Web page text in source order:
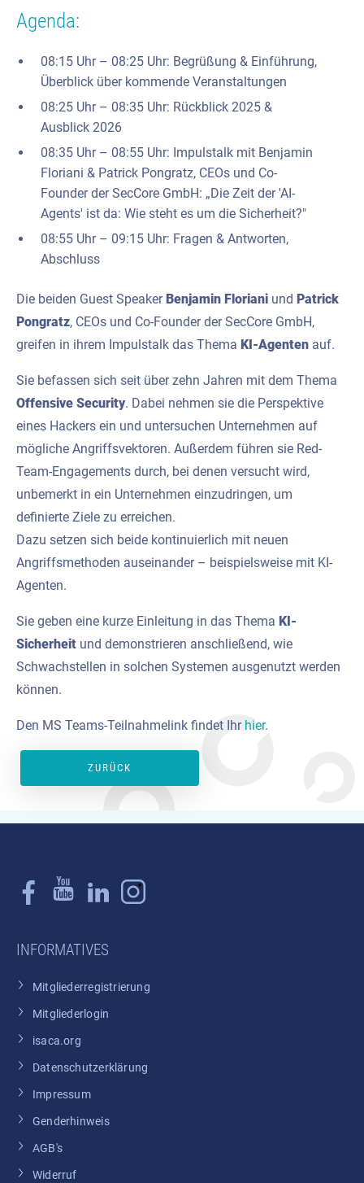
Agenda:
08:15 Uhr – 08:25 Uhr: Begrüßung & Einführung,
Überblick über kommende Veranstaltungen
08:25 Uhr – 08:35 Uhr: Rückblick 2025 &
Ausblick 2026
08:35 Uhr – 08:55 Uhr: Impulstalk mit Benjamin
Floriani & Patrick Pongratz, CEOs und Co-
Founder der SecCore GmbH: „Die Zeit der 'AI-
Agents' ist da: Wie steht es um die Sicherheit?"
08:55 Uhr – 09:15 Uhr: Fragen & Antworten,
Abschluss
Die beiden Guest SpeakerBenjamin Floriani und Patrick
Pongratz, CEOs und Co-Founder der SecCore GmbH,
greifen in ihrem Impulstalk das Thema KI-Agenten auf.
Sie befassen sich seit über zehn Jahren mit dem Thema
Offensive Security. Dabei nehmen sie die Perspektive
eines Hackers ein und untersuchen Unternehmen auf
mögliche Angriffsvektoren. Außerdem führen sie Red-
Team-Engagements durch, bei denen versucht wird,
unbemerkt in ein Unternehmen einzudringen, um
definierte Ziele zu erreichen.
Dazu setzen sich beide kontinuierlich mit neuen
Angriffsmethoden auseinander – beispielsweise mit KI-
Agenten.
Sie geben eine kurze Einleitung in das Thema KI-
Sicherheit und demonstrieren anschließend, wie
Schwachstellen in solchen Systemen ausgenutzt werden
können.
Den MS Teams-Teilnahmelink findet Ihr hier.
ZURÜCK
INFORMATIVES
Mitgliederregistrierung
Mitgliederlogin
isaca.org
Datenschutzerklärung
Impressum
Genderhinweis
AGB's
Widerruf